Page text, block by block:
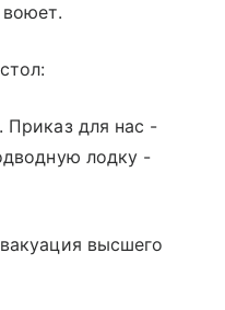
для нас -
лодку -
высшего